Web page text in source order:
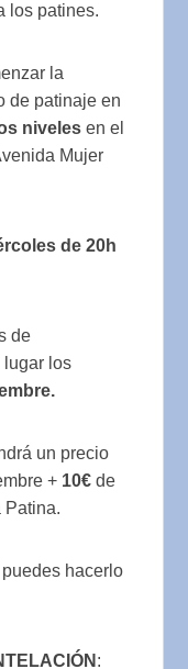
los patines.
la
de patinaje en
niveles en el
Mujer
de 20h
de
lugar los
un precio
+ 10€ de
Patina.
hacerlo
: